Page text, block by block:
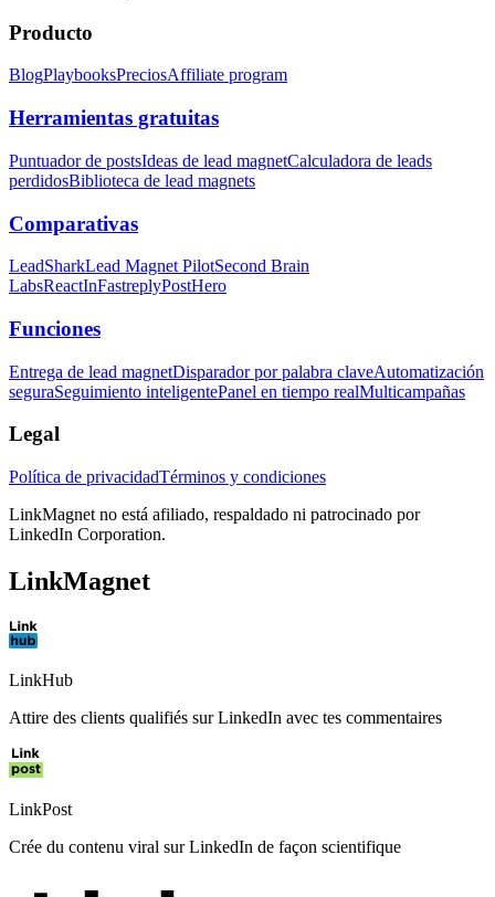
Producto
BlogPlaybooksPreciosAffiliate program
Herramientas gratuitas
Puntuador de postsIdeas de lead magnetCalculadora de leads
perdidosBiblioteca de lead magnets
Comparativas
LeadSharkLead Magnet PilotSecond Brain
LabsReactInFastreplyPostHero
Funciones
Entrega de lead magnetDisparador por palabra claveAutomatización
seguraSeguimiento inteligentePanel en tiempo realMulticampañas
Legal
Política de privacidadTérminos y condiciones
LinkMagnet no está afiliado, respaldado ni patrocinado por
LinkedIn Corporation.
LinkMagnet
LinkHub
Attire des clients qualifiés sur LinkedIn avec tes commentaires
LinkPost
Crée du contenu viral sur LinkedIn de façon scientifique